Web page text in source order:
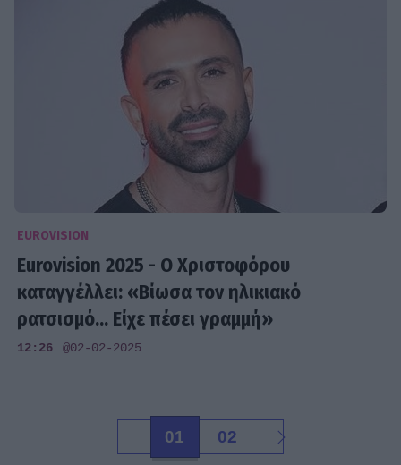
EUROVISION
Eurovision 2025 - Ο Χριστοφόρου
καταγγέλλει: «Βίωσα τον ηλικιακό
ρατσισμό... Είχε πέσει γραμμή»
12:26 @02-02-2025
01 02